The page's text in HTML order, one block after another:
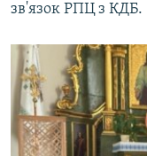
зв'язок РПЦ з КДБ.